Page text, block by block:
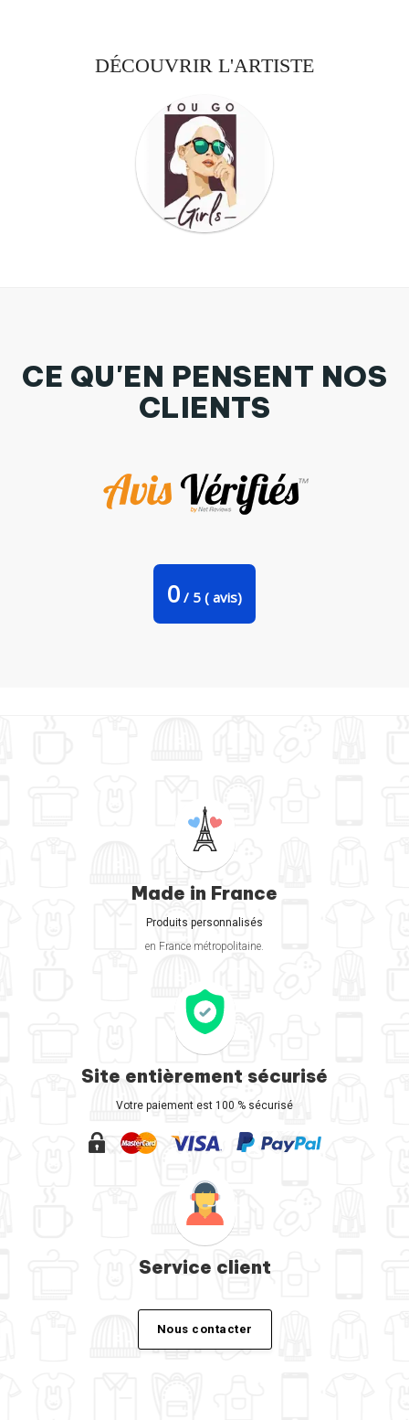
DÉCOUVRIR L'ARTISTE
CE QU'EN PENSENT NOS
CLIENTS
0 / 5 ( avis)
Made in France
Produits personnalisés
en France métropolitaine.
Site entièrement sécurisé
Votre paiement est 100 % sécurisé
Service client
Nous contacter